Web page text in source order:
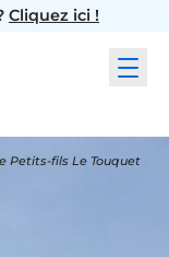
Cliquez ici !
Petits-fils Le Touquet